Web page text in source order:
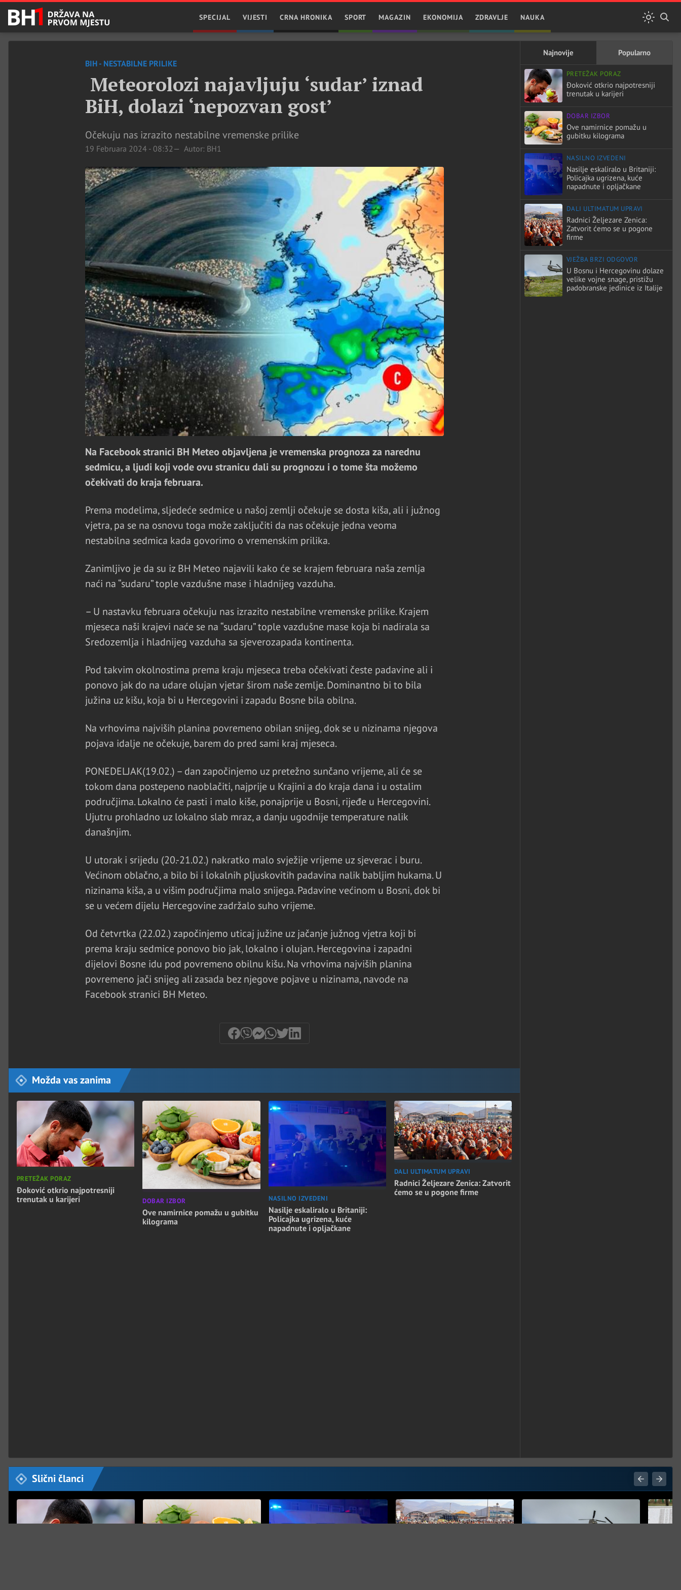
SPECIJAL VIJESTI CRNA HRONIKA SPORT MAGAZIN EKONOMIJA ZDRAVLJE NAUKA
BIH - NESTABILNE PRILIKE
Meteorolozi najavljuju ‘sudar’ iznad
BiH, dolazi ‘nepozvan gost’
Očekuju nas izrazito nestabilne vremenske prilike
19 Februara 2024 - 08:32 Autor: BH1
Na Facebook stranici BH Meteo objavljena je vremenska prognoza za narednu
sedmicu, a ljudi koji vode ovu stranicu dali su prognozu i o tome šta možemo
očekivati do kraja februara.
Prema modelima, sljedeće sedmice u našoj zemlji očekuje se dosta kiša, ali i južnog
vjetra, pa se na osnovu toga može zaključiti da nas očekuje jedna veoma
nestabilna sedmica kada govorimo o vremenskim prilika.
Zanimljivo je da su iz BH Meteo najavili kako će se krajem februara naša zemlja
naći na “sudaru” tople vazdušne mase i hladnijeg vazduha.
– U nastavku februara očekuju nas izrazito nestabilne vremenske prilike. Krajem
mjeseca naši krajevi naće se na “sudaru” tople vazdušne mase koja bi nadirala sa
Sredozemlja i hladnijeg vazduha sa sjeverozapada kontinenta.
Pod takvim okolnostima prema kraju mjeseca treba očekivati česte padavine ali i
ponovo jak do na udare olujan vjetar širom naše zemlje. Dominantno bi to bila
južina uz kišu, koja bi u Hercegovini i zapadu Bosne bila obilna.
Na vrhovima najviših planina povremeno obilan snijeg, dok se u nizinama njegova
pojava idalje ne očekuje, barem do pred sami kraj mjeseca.
PONEDELJAK(19.02.) – dan započinjemo uz pretežno sunčano vrijeme, ali će se
tokom dana postepeno naoblačiti, najprije u Krajini a do kraja dana i u ostalim
područjima. Lokalno će pasti i malo kiše, ponajprije u Bosni, rijeđe u Hercegovini.
Ujutru prohladno uz lokalno slab mraz, a danju ugodnije temperature nalik
današnjim.
U utorak i srijedu (20.-21.02.) nakratko malo svježije vrijeme uz sjeverac i buru.
Većinom oblačno, a bilo bi i lokalnih pljuskovitih padavina nalik babljim hukama. U
nizinama kiša, a u višim područjima malo snijega. Padavine većinom u Bosni, dok bi
se u većem dijelu Hercegovine zadržalo suho vrijeme.
Od četvrtka (22.02.) započinjemo uticaj južine uz jačanje južnog vjetra koji bi
prema kraju sedmice ponovo bio jak, lokalno i olujan. Hercegovina i zapadni
dijelovi Bosne idu pod povremeno obilnu kišu. Na vrhovima najviših planina
povremeno jači snijeg ali zasada bez njegove pojave u nizinama, navode na
Facebook stranici BH Meteo.
Možda vas zanima
PRETEŽAK PORAZ
Đoković otkrio najpotresniji
trenutak u karijeri
DOBAR IZBOR
Ove namirnice pomažu u gubitku
kilograma
NASILNO IZVEDENI
Nasilje eskaliralo u Britaniji:
Policajka ugrizena, kuće
napadnute i opljačkane
DALI ULTIMATUM UPRAVI
Radnici Željezare Zenica: Zatvorit
ćemo se u pogone firme
Najnovije Popularno
PRETEŽAK PORAZ
Đoković otkrio najpotresniji
trenutak u karijeri
DOBAR IZBOR
Ove namirnice pomažu u
gubitku kilograma
NASILNO IZVEDENI
Nasilje eskaliralo u Britaniji:
Policajka ugrizena, kuće
napadnute i opljačkane
DALI ULTIMATUM UPRAVI
Radnici Željezare Zenica:
Zatvorit ćemo se u pogone
firme
VJEŽBA BRZI ODGOVOR
U Bosnu i Hercegovinu dolaze
velike vojne snage, pristižu
padobranske jedinice iz Italije
Slični članci